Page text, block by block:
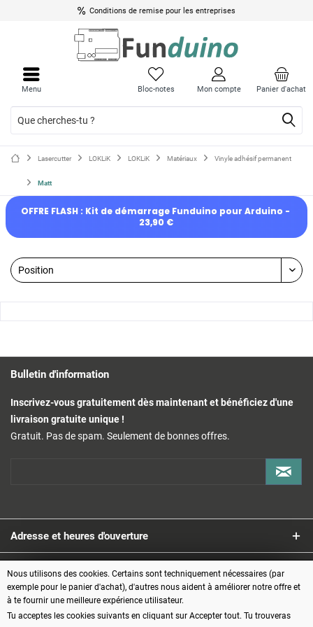
Conditions de remise pour les entreprises
Panier d'achat
Bloc-notes Mon compte
Menu
Lasercutter LOKLiK LOKLiK Matériaux Vinyle adhésif permanent
Matt
OFFRE FLASH : Kit de démarrage Funduino pour Arduino -
23,90 €
Bulletin d'information
Inscrivez-vous gratuitement dès maintenant et bénéficiez d'une
livraison gratuite unique !
Gratuit. Pas de spam. Seulement de bonnes offres.
Adresse et heures d'ouverture
Service
Informations
Nous utilisons des cookies. Certains sont techniquement nécessaires (par
exemple pour le panier d'achat), d'autres nous aident à améliorer notre offre et
à te fournir une meilleure expérience utilisateur.
Tu acceptes les cookies suivants en cliquant sur Accepter tout. Tu trouveras